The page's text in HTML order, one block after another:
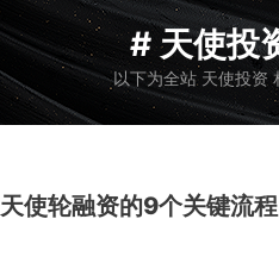
# 天使投
以下为全站 天使投资
天使轮融资的9个关键流程